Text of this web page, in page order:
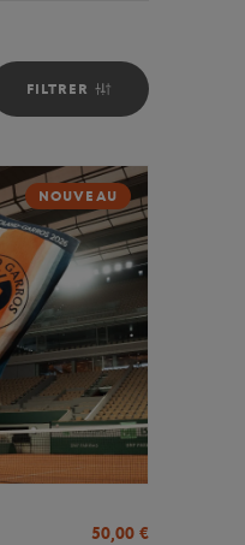
FILTRER
NOUVEAU
50,00 €